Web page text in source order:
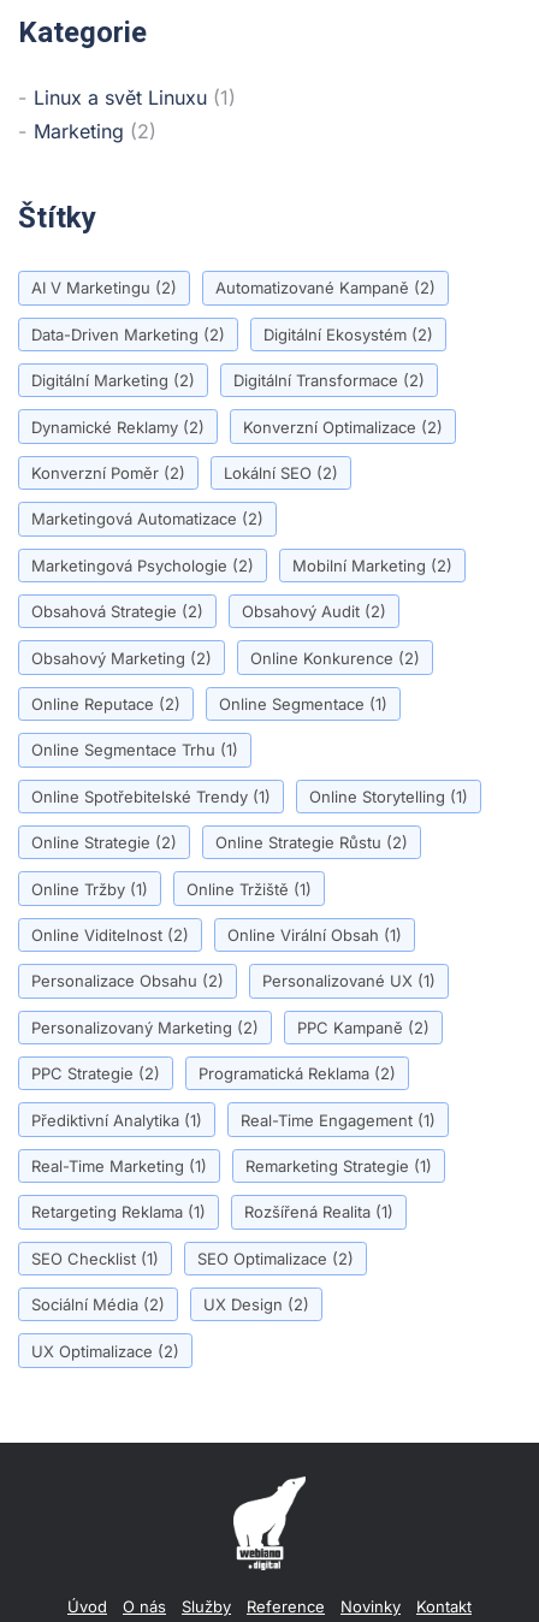
Kategorie
Linux a svět Linuxu (1)
Marketing (2)
Štítky
AI V Marketingu (2) Automatizované Kampaně (2)
Data-Driven Marketing (2) Digitální Ekosystém (2)
Digitální Marketing (2) Digitální Transformace (2)
Dynamické Reklamy (2) Konverzní Optimalizace (2)
Konverzní Poměr (2) Lokální SEO (2)
Marketingová Automatizace (2)
Marketingová Psychologie (2) Mobilní Marketing (2)
Obsahová Strategie (2) Obsahový Audit (2)
Obsahový Marketing (2) Online Konkurence (2)
Online Reputace (2) Online Segmentace (1)
Online Segmentace Trhu (1)
Online Spotřebitelské Trendy (1) Online Storytelling (1)
Online Strategie (2) Online Strategie Růstu (2)
Online Tržby (1) Online Tržiště (1)
Online Viditelnost (2) Online Virální Obsah (1)
Personalizace Obsahu (2) Personalizované UX (1)
Personalizovaný Marketing (2) PPC Kampaně (2)
PPC Strategie (2) Programatická Reklama (2)
Přediktivní Analytika (1) Real-Time Engagement (1)
Real-Time Marketing (1) Remarketing Strategie (1)
Retargeting Reklama (1) Rozšířená Realita (1)
SEO Checklist (1) SEO Optimalizace (2)
Sociální Média (2) UX Design (2)
UX Optimalizace (2)
Úvod O nás Služby Reference Novinky Kontakt